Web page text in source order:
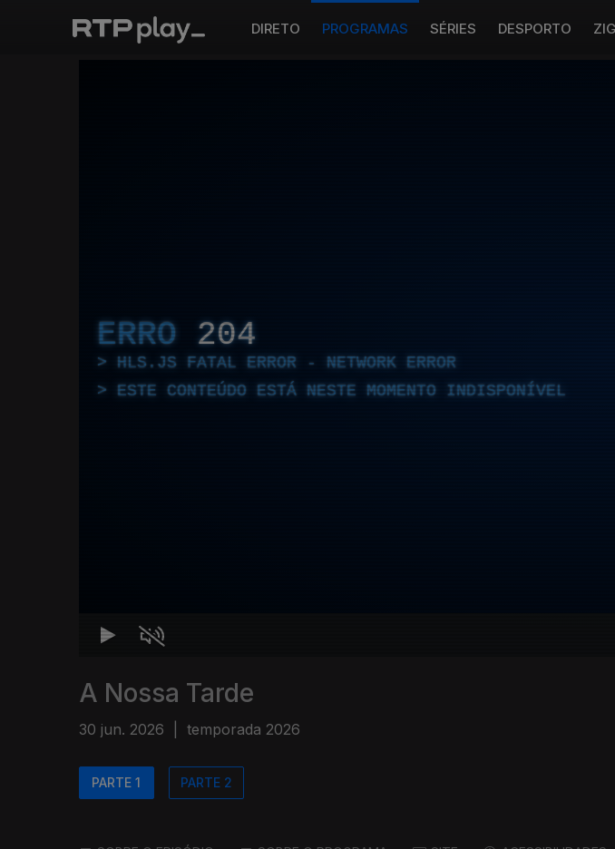
DIRETO PROGRAMAS SÉRIES DESPORTO
ERRO 204
HLS.JS FATAL ERROR - NETWORK ERROR
ESTE CONTEÚDO ESTÁ NESTE MOMENTO INDISPONÍVEL
A Nossa Tarde
30 jun. 2026 temporada 2026
PARTE 1 PARTE 2